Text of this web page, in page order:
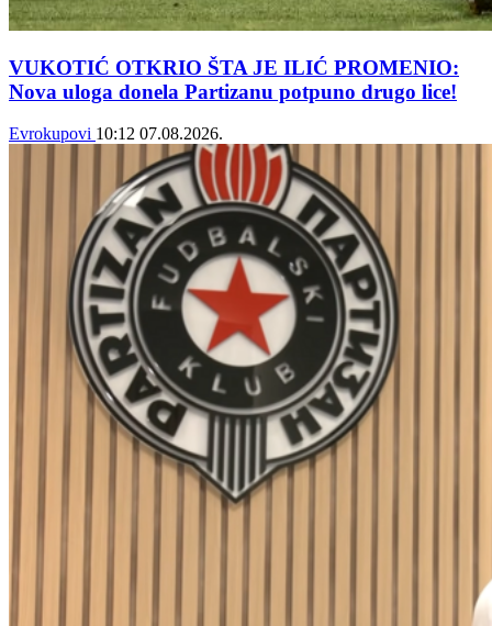
VUKOTIĆ OTKRIO ŠTA JE ILIĆ PROMENIO:
Nova uloga donela Partizanu potpuno drugo lice!
Evrokupovi 10:12 07.08.2026.